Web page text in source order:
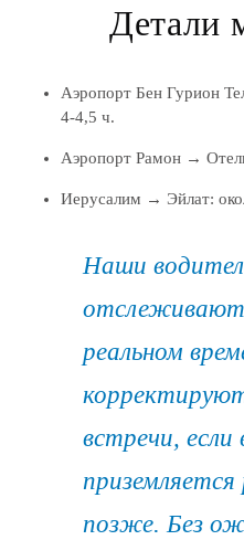
Детали
Аэропорт Бен Гурион
4-4,5 ч.
Аэропорт Рамон →
Иерусалим → Эйлат:
Наши
отслеживают
реальном
встречи,
приземляется
позже. Без